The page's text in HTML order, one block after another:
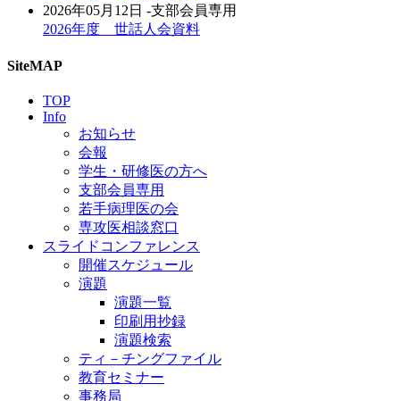
2026年05月12日 -支部会員専用
2026年度 世話人会資料
SiteMAP
TOP
Info
お知らせ
会報
学生・研修医の方へ
支部会員専用
若手病理医の会
専攻医相談窓口
スライドコンファレンス
開催スケジュール
演題
演題一覧
印刷用抄録
演題検索
ティ－チングファイル
教育セミナー
事務局